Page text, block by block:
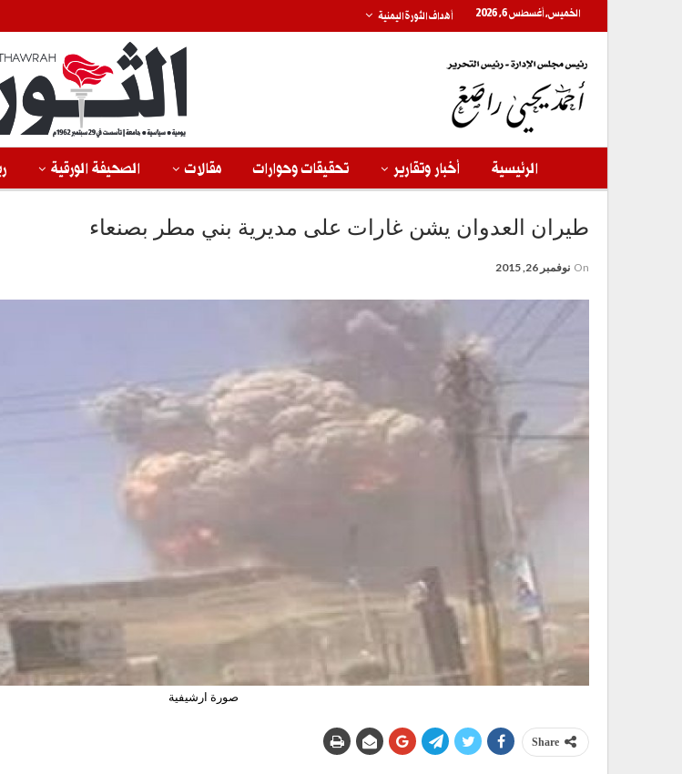
الخميس, أغسطس 6, 2026 أهداف الثورة اليمنية
الرئيسية أخبار وتقارير تحقيقات وحوارات مقالات الصحيفة الورقية
طيران العدوان يشن غارات على مديرية بني مطر بصنعاء
On نوفمبر 26, 2015
صورة ارشيفية
Share